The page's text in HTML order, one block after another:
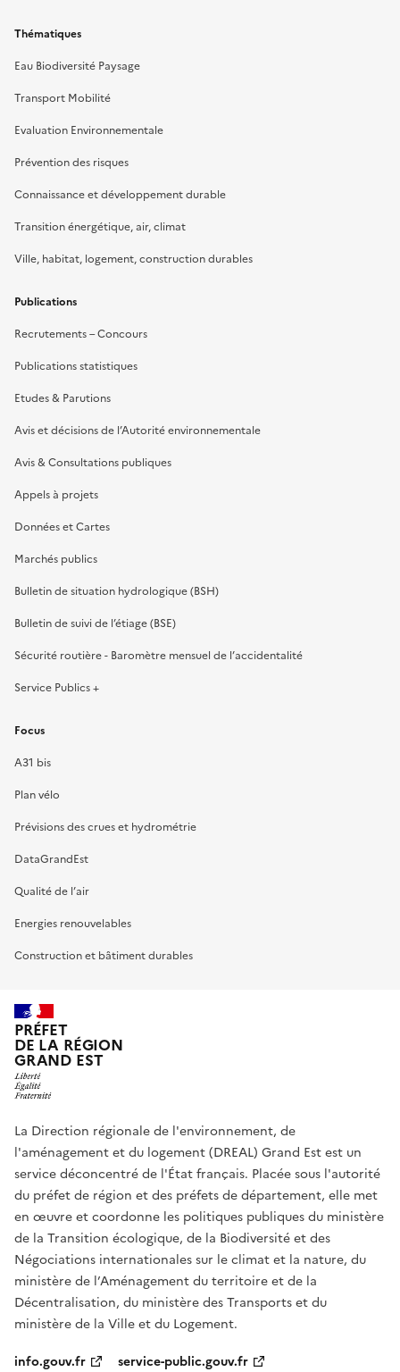
Thématiques
Eau Biodiversité Paysage
Transport Mobilité
Evaluation Environnementale
Prévention des risques
Connaissance et développement durable
Transition énergétique, air, climat
Ville, habitat, logement, construction durables
Publications
Recrutements – Concours
Publications statistiques
Etudes & Parutions
Avis et décisions de l’Autorité environnementale
Avis & Consultations publiques
Appels à projets
Données et Cartes
Marchés publics
Bulletin de situation hydrologique (BSH)
Bulletin de suivi de l’étiage (BSE)
Sécurité routière - Baromètre mensuel de l’accidentalité
Service Publics +
Focus
A31 bis
Plan vélo
Prévisions des crues et hydrométrie
DataGrandEst
Qualité de l’air
Energies renouvelables
Construction et bâtiment durables
PRÉFET
DE LA RÉGION
GRAND EST
La Direction régionale de l'environnement, de
l'aménagement et du logement (DREAL) Grand Est est un
service déconcentré de l'État français. Placée sous l'autorité
du préfet de région et des préfets de département, elle met
en œuvre et coordonne les politiques publiques du ministère
de la Transition écologique, de la Biodiversité et des
Négociations internationales sur le climat et la nature, du
ministère de l’Aménagement du territoire et de la
Décentralisation, du ministère des Transports et du
ministère de la Ville et du Logement.
info.gouv.fr
service-public.gouv.fr